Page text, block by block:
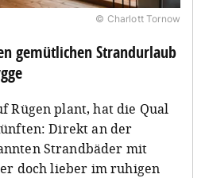
© Charlott Tornow
gemütlichen Strandurlaub
Rügen plant, hat die Qual
Direkt an der
Strandbäder mit
doch lieber im ruhigen